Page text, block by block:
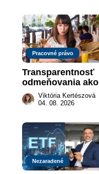
Pracovné právo
Transparentnosť
odmeňovania ako
právna povinnosť:
revolúcia na
práce
Viktória Kertészová
04. 08. 2026
Nezaradené